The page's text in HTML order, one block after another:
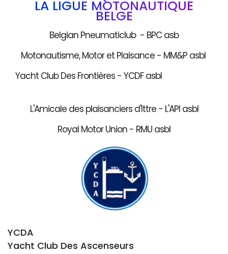
LA LIGUE MOTONAUTIQUE
BELGE
Belgian Pneumaticlub - BPC asb
Motonautisme, Motor et Plaisance - MM&P asbl
Yacht Club Des Frontières - YCDF asbl
L'Amicale des plaisanciers d'Ittre - L'API asbl
Royal Motor Union - RMU asbl
YCDA
Yacht Club Des Ascenseurs